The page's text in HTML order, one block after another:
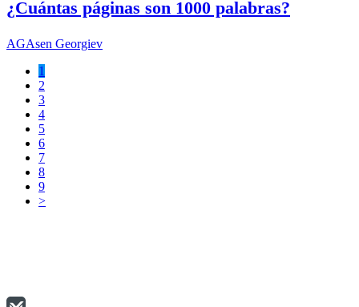
¿Cuántas páginas son 1000 palabras?
AGAsen Georgiev
1
2
3
4
5
6
7
8
9
>